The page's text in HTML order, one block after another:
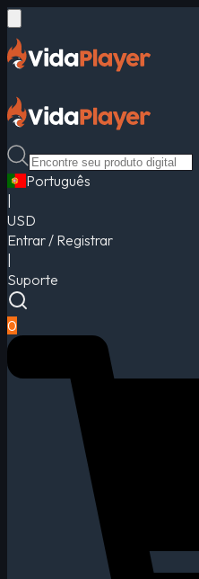
Português
USD
Entrar / Registrar
Suporte
0